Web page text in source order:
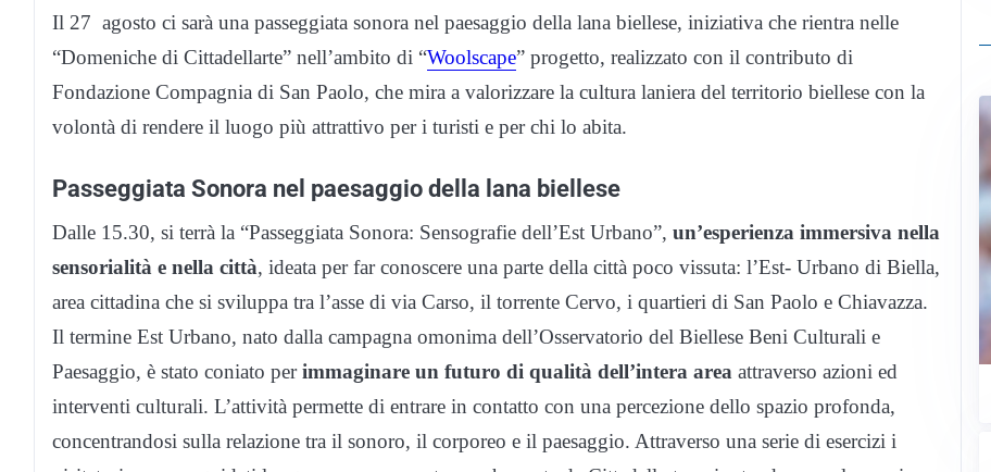
Il 27 agosto ci sarà una passeggiata sonora nel paesaggio della lana biellese, iniziativa che rientra nelle
“Domeniche di Cittadellarte” nell’ambito di “Woolscape” progetto, realizzato con il contributo di
Fondazione Compagnia di San Paolo, che mira a valorizzare la cultura laniera del territorio biellese con la
volontà di rendere il luogo più attrattivo per i turisti e per chi lo abita.
Passeggiata Sonora nel paesaggio della lana biellese
Dalle 15.30, si terrà la “Passeggiata Sonora: Sensografie dell’Est Urbano”, un’esperienza immersiva nella
sensorialità e nella città, ideata per far conoscere una parte della città poco vissuta: l’Est- Urbano di Biella,
area cittadina che si sviluppa tra l’asse di via Carso, il torrente Cervo, i quartieri di San Paolo e Chiavazza.
Il termine Est Urbano, nato dalla campagna omonima dell’Osservatorio del Biellese Beni Culturali e
Paesaggio, è stato coniato perimmaginare un futuro di qualità dell’intera area attraverso azioni ed
interventi culturali. L’attività permette di entrare in contatto con una percezione dello spazio profonda,
concentrandosi sulla relazione tra il sonoro, il corporeo e il paesaggio. Attraverso una serie di esercizi i